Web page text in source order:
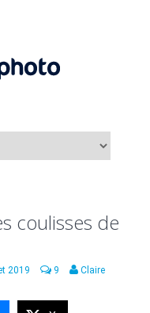
coulisses de
2019 9 Claire